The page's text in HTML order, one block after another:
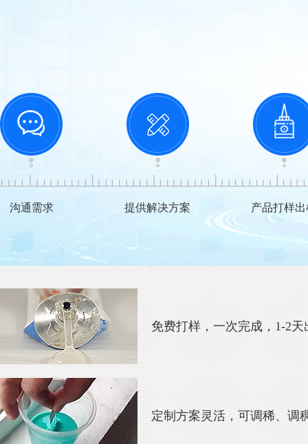
沟通需求 提供解决方案 产品打样出
免费打样，一次完成，1-2
定制方案灵活，可调稀、调